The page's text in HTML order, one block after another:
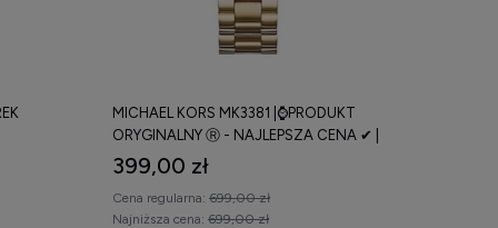
MICHAEL KORS MK3381 |⌚PRODUKT
ORYGINALNY Ⓡ - NAJLEPSZA CENA ✔ |
399,00 zł
Cena regularna: 699,00 zł
Najniższa cena: 699,00 zł